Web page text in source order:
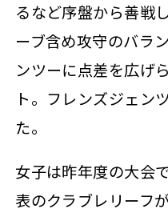
るなど序盤から善戦
ーブ含め攻守のバラ
ンツーに点差を広げ
ト。フレンズジェン
た。
女子は昨年度の大会
表のクラブレリーフ